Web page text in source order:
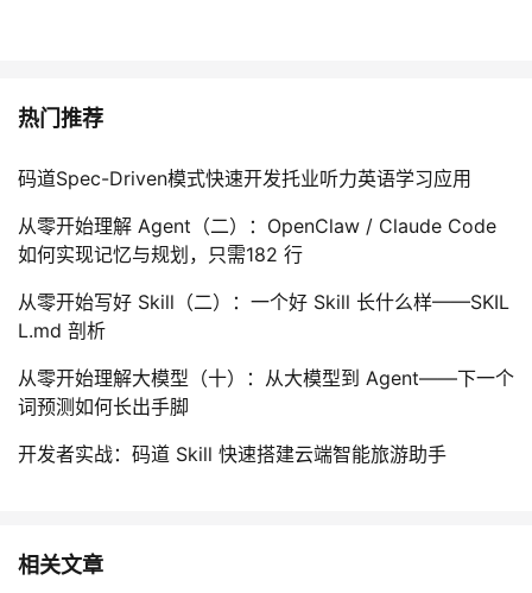
热门推荐
码道Spec-Driven模式快速开发托业听力英语学习应用
从零开始理解 Agent（二）：OpenClaw / Claude Code
如何实现记忆与规划，只需182 行
从零开始写好 Skill（二）：一个好 Skill 长什么样——SKIL
L.md 剖析
从零开始理解大模型（十）：从大模型到 Agent——下一个
词预测如何长出手脚
开发者实战：码道 Skill 快速搭建云端智能旅游助手
相关文章